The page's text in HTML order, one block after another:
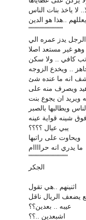
لا ياخذ بنات الناس
يعللهم ..هذا هو الدين
""""""""""""""
الرجل يدز عمره الي
وهو غير مستعد اصلا
كافي .. ولا سكن
.. ويخدع الزوجه
انه ما عنده شئ
ويصرف منه على
ويريد ان يجوع بنت
ويطالبها بالصبر
شينه قواية عينه
يبي عيال ؟؟؟؟
ويحاوت على راتبها
ما يدري انه حراااام
""""""""""""""""
الجكر
اثنينهم ..هي تقول
يضعف الريال ناقل
عيبه .. بعدين؟؟
اشبعدين ..؟؟